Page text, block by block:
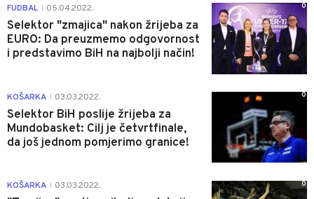
FUDBAL 05.04.2022.
Selektor "zmajica" nakon žrijeba za
EURO: Da preuzmemo odgovornost
i predstavimo BiH na najbolji način!
0
KOŠARKA 03.03.2022.
Selektor BiH poslije žrijeba za
Mundobasket: Cilj je četvrtfinale,
da još jednom pomjerimo granice!
0
KOŠARKA 03.03.2022. 0